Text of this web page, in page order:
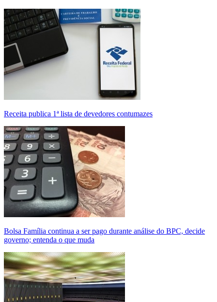
Receita publica 1ª lista de devedores contumazes
Bolsa Família continua a ser pago durante análise do BPC, decide
governo; entenda o que muda